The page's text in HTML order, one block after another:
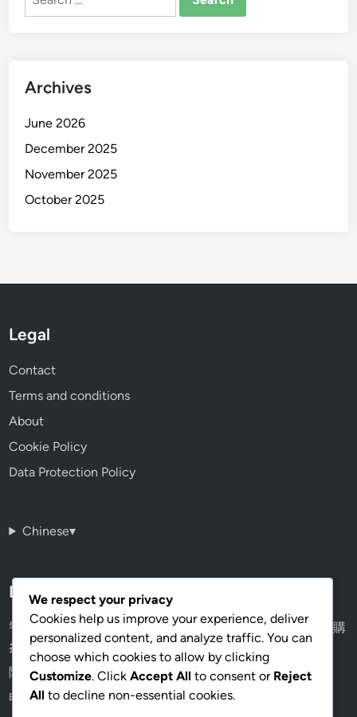
Archives
June 2026
December 2025
November 2025
October 2025
Legal
Contact
Terms and conditions
About
Cookie Policy
Data Protection Policy
Chinese▾
Recent Posts
智能手錶鏡面怎麼選？礦石玻璃 vs 藍寶石，香港通勤族選購
參考
隐形眼镜: 舒适度, 视觉效果, 适用场合
电脑眼镜: 减少眩光, 提高工作效率, 视觉舒适
We respect your privacy
Cookies help us improve your experience, deliver
personalized content, and analyze traffic. You can
choose which cookies to allow by clicking
Customize. Click Accept All to consent or Reject
All to decline non-essential cookies.